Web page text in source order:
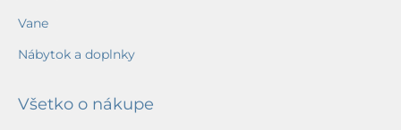
Vane
Nábytok a doplnky
Všetko o nákupe